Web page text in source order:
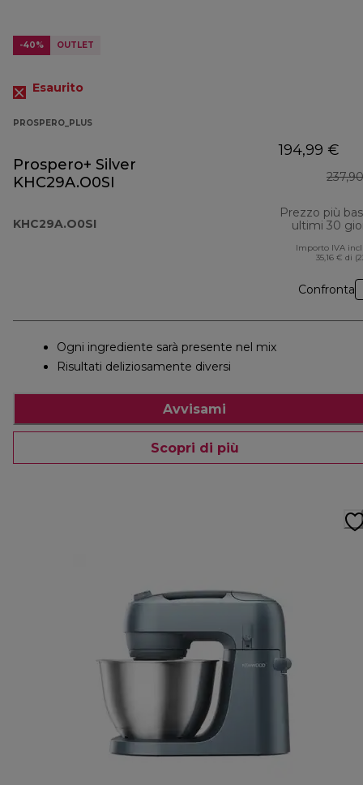
-40% OUTLET
Esaurito
PROSPERO_PLUS
Prospero+ Silver
KHC29A.O0SI
KHC29A.O0SI
194,99 €
Prezzo più
ultimi 30
Importo IVA
35,16 € di
Confronta
Ogni ingrediente sarà presente nel mix
Risultati deliziosamente diversi
Avvisami
Scopri di più